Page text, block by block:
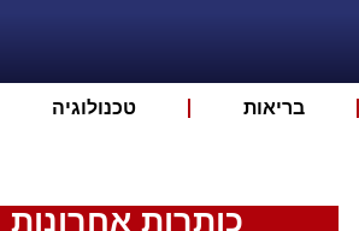
בריאות טכנולוגיה
כותרות אחרונות